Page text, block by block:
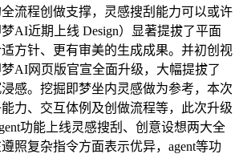
流程创做支撑，灵感搜刮能力可以或许
AI近期上线 Design）显著提拔了平面
方针、更有审美的生成成果。并初创视
AI网页版官宣全面升级，大幅提拔了
感。挖掘即梦坐内灵感做为参考，本次
力、交互体例及创做流程等，此次升级
功能上线灵感搜刮、创意设想两大全
照复杂指令方面表示优异，agent等功